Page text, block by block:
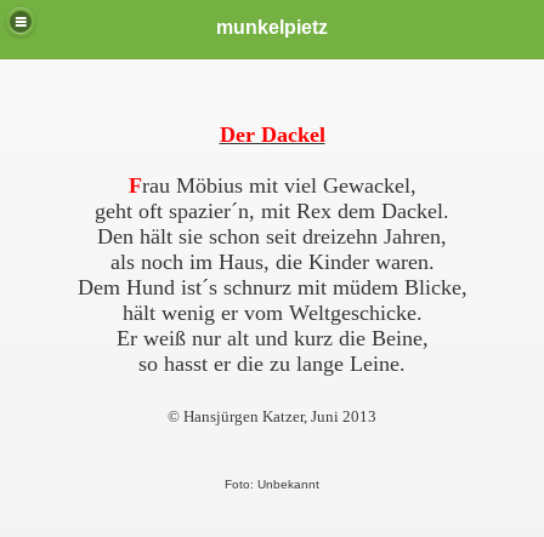
munkelpietz
Der Dackel
Frau Möbius mit viel Gewackel,
geht oft spazier´n, mit Rex dem Dackel.
Den hält sie schon seit dreizehn Jahren,
als noch im Haus, die Kinder waren.
Dem Hund ist´s schnurz mit müdem Blicke,
hält wenig er vom Weltgeschicke.
Er weiß nur alt und kurz die Beine,
so hasst er die zu lange Leine.
© Hansjürgen Katzer, Juni 2013
Foto: Unbekannt